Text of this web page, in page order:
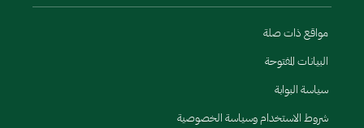
مواقع ذات صلة
البيانات المفتوحة
سياسة البوابة
شروط الاستخدام وسياسة الخصوصية